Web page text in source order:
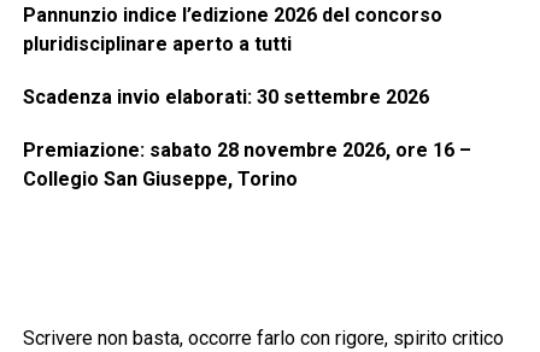
Pannunzio indice l’edizione 2026 del concorso
pluridisciplinare aperto a tutti
Scadenza invio elaborati: 30 settembre 2026
Premiazione: sabato 28 novembre 2026, ore 16 –
Collegio San Giuseppe, Torino
Scrivere non basta, occorre farlo con rigore, spirito critico